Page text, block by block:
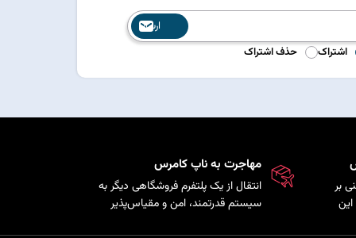
ارسال
اشتراک
حذف اشتراک
بر
این
مهاجرت به ناپ کامرس
انتقال از یک پلتفرم فروشگاهی دیگر به
سیستم قدرتمند، امن و مقیاس‌پذیر